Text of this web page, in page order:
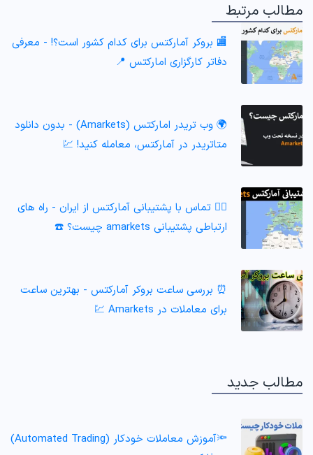
مطالب مرتبط
🏬 بروکر آمارکتس برای کدام کشور است؟! - معرفی
دفاتر کارگزاری امارکتس 📍
🌍 وب تریدر امارکتس (Amarkets) - بدون دانلود
متاتریدر در آمارکتس، معامله کنید! 💹
🙎‍♂️ تماس با پشتیبانی آمارکتس از ایران - راه های
ارتباطی پشتیبانی amarkets چیست؟ ☎️
⏰ بررسی ساعت بروکر آمارکتس - بهترین ساعت
برای معاملات در Amarkets 💹
مطالب جدید
🔦آموزش معاملات خودکار (Automated Trading)